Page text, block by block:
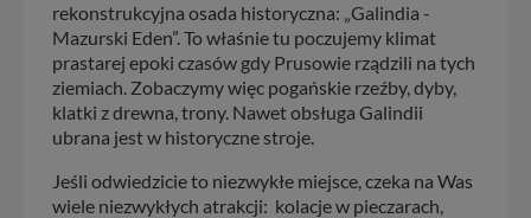
rekonstrukcyjna osada historyczna: „Galindia -
Mazurski Eden”. To właśnie tu poczujemy klimat
prastarej epoki czasów gdy Prusowie rządzili na tych
ziemiach. Zobaczymy więc pogańskie rzeźby, dyby,
klatki z drewna, trony. Nawet obsługa Galindii
ubrana jest w historyczne stroje.
Jeśli odwiedzicie to niezwykłe miejsce, czeka na Was
wiele niezwykłych atrakcji: kolacje w pieczarach,